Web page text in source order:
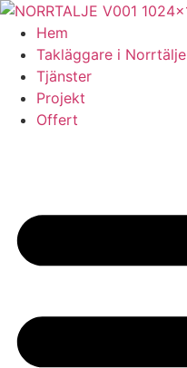
Skip
content
Hem
Takläggare i Norrtälje
Tjänster
Projekt
Offert